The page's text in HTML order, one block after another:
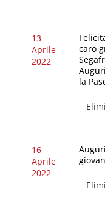
13
Aprile
2022
caro
la
16
Aprile
2022